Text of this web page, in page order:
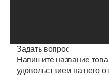
Задать вопрос
Напишите название
удовольствием на него